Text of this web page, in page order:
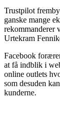
Trustpilot
ganske mange
rekommanderer
Urtekram
Facebook
at få indblik i
online outlets
som desuden
kunderne.